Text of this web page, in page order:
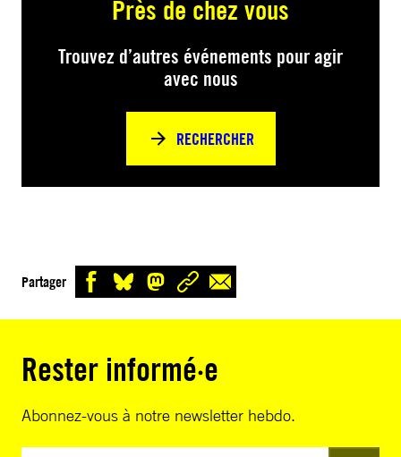
Près de chez vous
Trouvez d’autres événements pour agir
avec nous
RECHERCHER
Partager
Rester informé·e
Abonnez-vous à notre newsletter hebdo.